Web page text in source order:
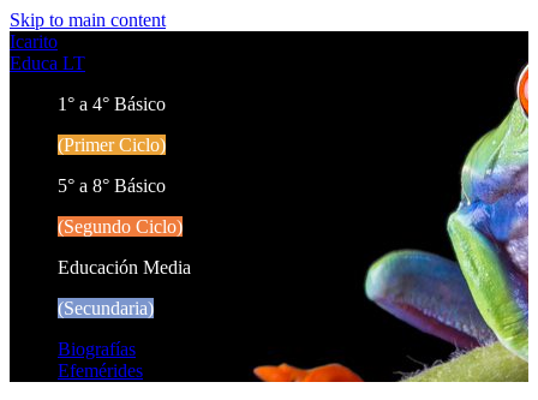
Skip to main content
Icarito
Educa LT
1° a 4° Básico
(Primer Ciclo)
5° a 8° Básico
(Segundo Ciclo)
Educación Media
(Secundaria)
Biografías
Efemérides